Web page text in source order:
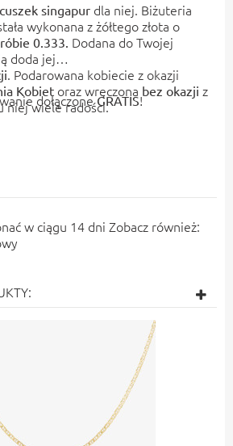
singapur dla niej. Biżuteria
wykonana z żółtego złota o
0.333. Dodana do Twojej
doda jej
. Podarowana kobiecie z okazji
Kobiet oraz wręczona bez okazji z
niej wiele radości.
dołączoneGRATIS!
w ciągu 14 dni Zobacz również: